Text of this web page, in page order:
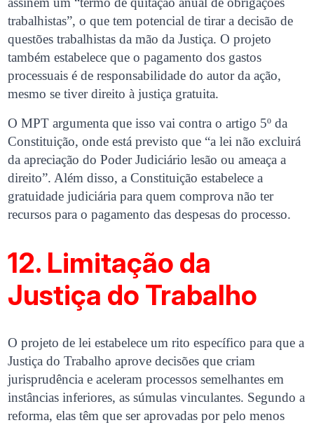
trabalhistas”, o que tem potencial de tirar a decisão de
questões trabalhistas da mão da Justiça. O projeto
também estabelece que o pagamento dos gastos
processuais é de responsabilidade do autor da ação,
mesmo se tiver direito à justiça gratuita.
O MPT argumenta que isso vai contra o artigo 5º da
Constituição, onde está previsto que “a lei não excluirá
da apreciação do Poder Judiciário lesão ou ameaça a
direito”. Além disso, a Constituição estabelece a
gratuidade judiciária para quem comprova não ter
recursos para o pagamento das despesas do processo.
12. Limitação da
Justiça do Trabalho
O projeto de lei estabelece um rito específico para que a
Justiça do Trabalho aprove decisões que criam
jurisprudência e aceleram processos semelhantes em
instâncias inferiores, as súmulas vinculantes. Segundo a
reforma, elas têm que ser aprovadas por pelo menos